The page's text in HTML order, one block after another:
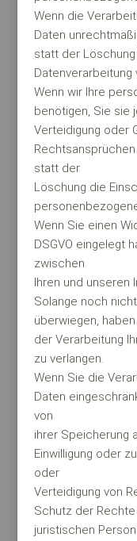
Wenn die
Daten
statt der
Datenverarbeitung
Wenn wir Ihre
benötigen, Sie sie
Verteidigung oder
statt der
Löschung die
Wenn Sie einen
DSGVO eingelegt
zwischen
Ihren und unseren
Solange noch
überwiegen,
der Verarbeitung
zu verlangen.
Wenn Sie die
Daten
von
ihrer Speicherung
Einwilligung oder
oder
Verteidigung von
Schutz der
juristischen